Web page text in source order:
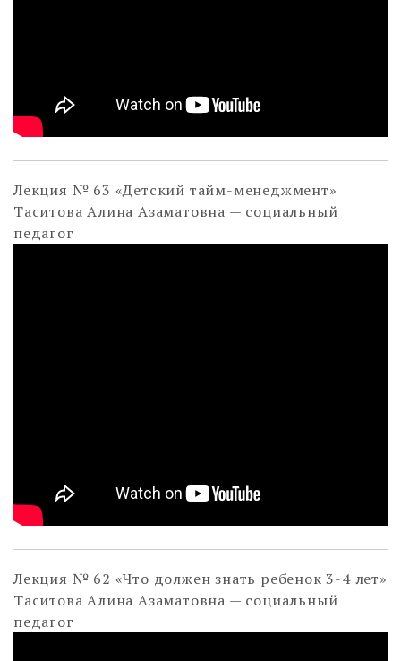
Лекция № 63 «Детский тайм-менеджмент»
Таситова Алина Азаматовна — социальный
педагог
Лекция № 62 «Что должен знать ребенок 3-4 лет»
Таситова Алина Азаматовна — социальный
педагог